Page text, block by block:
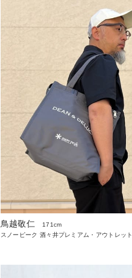
鳥越敬仁
171cm
スノーピーク 酒々井プレミアム・アウトレット